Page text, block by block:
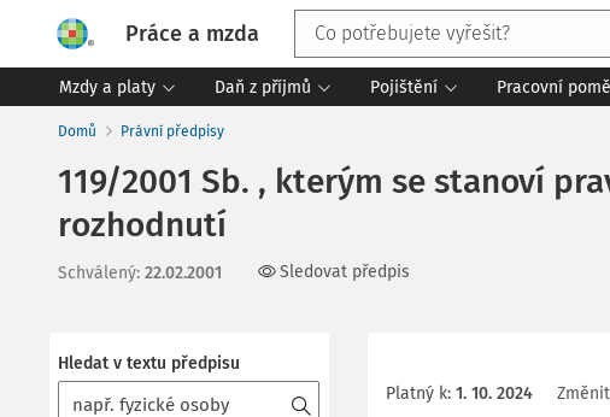
Práce a mzda
Mzdy a platy Daň z příjmů Pojištění Pracovní
Domů Právní předpisy
119/2001 Sb. , kterým se stanoví
rozhodnutí
Schválený: 22.02.2001 Sledovat předpis
Hledat v textu předpisu
Platný k: 1. 10. 2024 Změnit